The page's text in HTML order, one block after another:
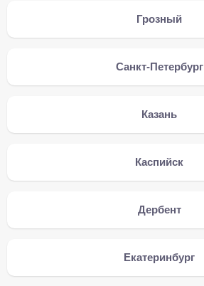
Грозный
Санкт-Петербург
Казань
Каспийск
Дербент
Екатеринбург